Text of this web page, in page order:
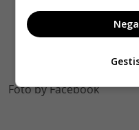
Foto by Facebook